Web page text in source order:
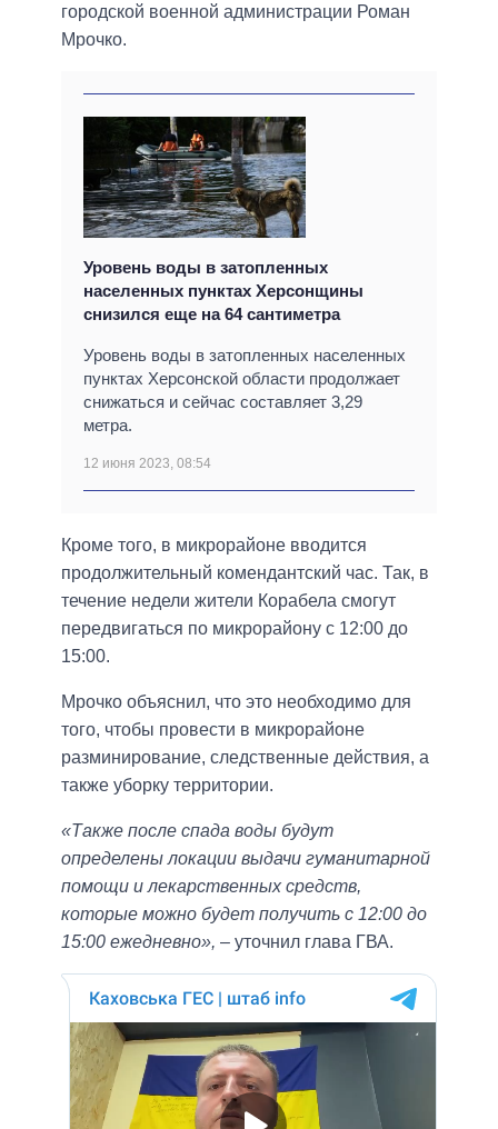
городской военной администрации Роман
Мрочко.
Уровень воды в затопленных
населенных пунктах Херсонщины
снизился еще на 64 сантиметра
Уровень воды в затопленных населенных
пунктах Херсонской области продолжает
снижаться и сейчас составляет 3,29
метра.
12 июня 2023, 08:54
Кроме того, в микрорайоне вводится
продолжительный комендантский час. Так, в
течение недели жители Корабела смогут
передвигаться по микрорайону с 12:00 до
15:00.
Мрочко объяснил, что это необходимо для
того, чтобы провести в микрорайоне
разминирование, следственные действия, а
также уборку территории.
«Также после спада воды будут
определены локации выдачи гуманитарной
помощи и лекарственных средств,
которые можно будет получить с 12:00 до
15:00 ежедневно», – уточнил глава ГВА.